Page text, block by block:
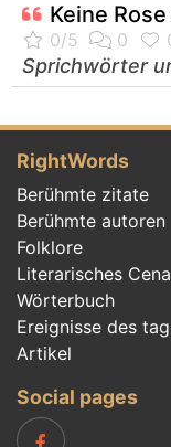
Keine
Sprichwörter
RightWords
Berühmte zitate
Berühmte autoren
Folklore
Literarisches
Wörterbuch
Ereignisse des
Artikel
Social pages